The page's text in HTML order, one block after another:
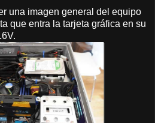
una imagen general del equipo
que entra la tarjeta gráfica en su